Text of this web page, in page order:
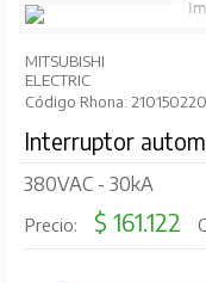
MITSUBISHI
ELECTRIC
Código Rhona:
Interruptor
380VAC - 30kA
Precio: $ 161.122